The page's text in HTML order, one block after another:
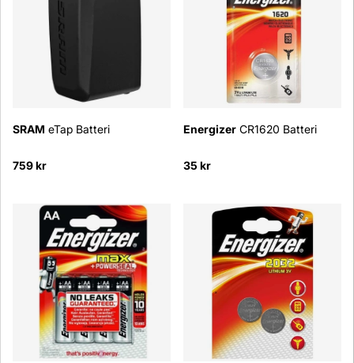
SRAM eTap Batteri
759 kr
Energizer CR1620 Batteri
35 kr